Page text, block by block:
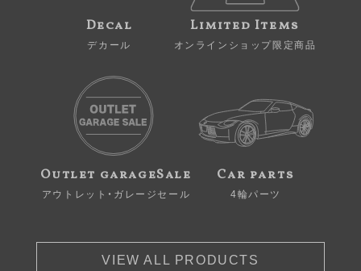
Decal
デカール
Limited Items
オンラインショップ限定商品
Outlet garageSale
アウトレット・ガレージセール
Car parts
4輪パーツ
VIEW ALL PRODUCTS